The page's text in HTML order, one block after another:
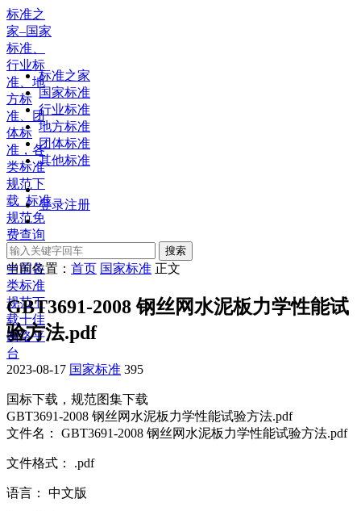
标准之
家–国家
标准、
行业标
准、地
方标
准、团
体标
准，各
类标准
规范下
载_标准
规范免
费查询
下载，
中国各
类标准
规范下
载十佳
网络平
台
标准之家
国家标准
行业标准
地方标准
团体标准
其他标准
登录注册
搜索
当前位置： 首页 国家标准 正文
GBT3691-2008 钢丝网水泥板力学性能试
验方法.pdf
2023-08-17 国家标准 395
国标下载，规范图集下载
GBT3691-2008 钢丝网水泥板力学性能试验方法.pdf
文件名： GBT3691-2008 钢丝网水泥板力学性能试验方法.pdf
文件格式： .pdf
语言： 中文版